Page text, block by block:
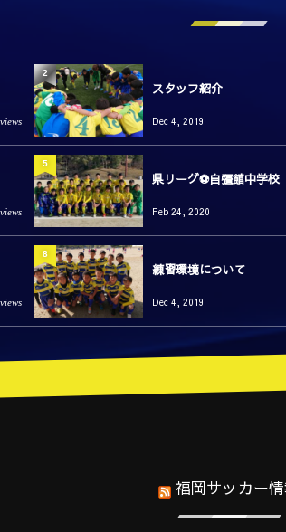
スタッフ紹介
Dec 4, 2019
2
県リーグ⚽️自彊館中学校
Feb 24, 2020
5
練習環境について
Dec 4, 2019
8
福岡サッカー